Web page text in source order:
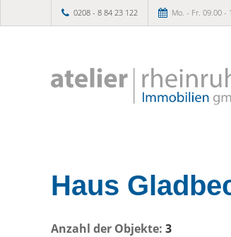
0208 - 8 84 23 122 Mo. - Fr. 09.00 -
Haus
Anzahl der Objekte: 3